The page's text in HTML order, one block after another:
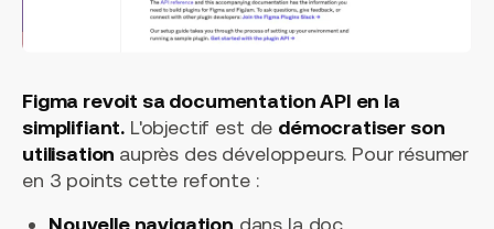
Figma revoit sa documentation API en la
simplifiant. L'objectif est de démocratiser son
utilisation auprès des développeurs. Pour résumer
en 3 points cette refonte :
Nouvelle navigation dans la doc